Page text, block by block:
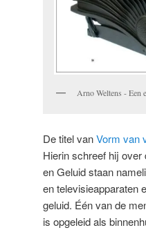
Arno Weltens - Een
De titel vanVorm van
Hierin schreef hij
en Geluid staan
en televisieapparaten
geluid. Één van de
is opgeleid als